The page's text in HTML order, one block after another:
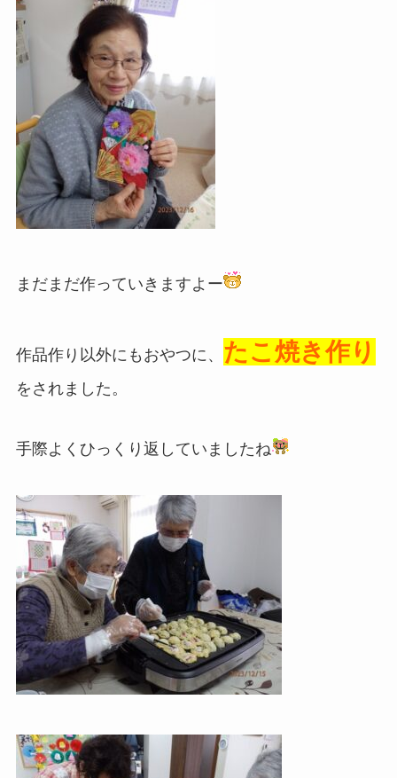
まだまだ作っていきますよー
作品作り以外にもおやつに、 たこ焼き作り
をされました。
手際よくひっくり返していましたね